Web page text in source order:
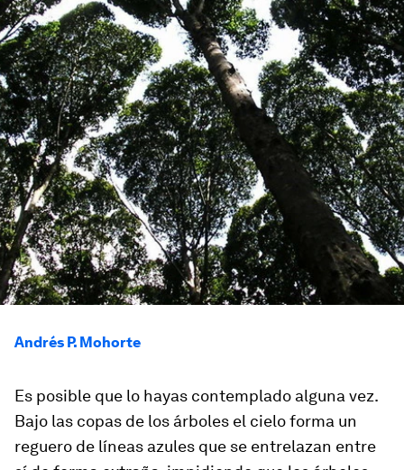
Andrés P. Mohorte
Es posible que lo hayas contemplado alguna vez.
Bajo las copas de los árboles el cielo forma un
reguero de líneas azules que se entrelazan entre